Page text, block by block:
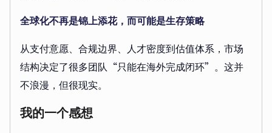
全球化不再是锦上添花，而可能是生存策略
从支付意愿、合规边界、人才密度到估值体系，市场
结构决定了很多团队“只能在海外完成闭环”。这并
不浪漫，但很现实。
我的一个感想